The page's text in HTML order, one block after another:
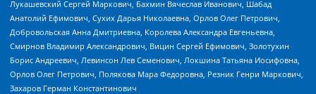
Лукашевский Сергей Маркович, Бахмин Вячеслав Иванович, Шабад
Анатолий Ефимович, Сухих Дарья Николаевна, Орлов Олег Петрович,
Добровольская Анна Дмитриевна, Королева Александра Евгеньевна,
Смирнов Владимир Александрович, Вицин Сергей Ефимович, Золотухин
Борис Андреевич, Левинсон Лев Семенович, Локшина Татьяна Иосифовна,
Орлов Олег Петрович, Полякова Мара Федоровна, Резник Генри Маркович,
Захаров Герман Константинович